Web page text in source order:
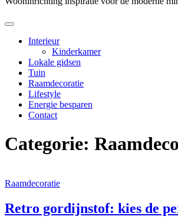
Interieur
Kinderkamer
Lokale gidsen
Tuin
Raamdecoratie
Lifestyle
Energie besparen
Contact
Categorie:
Raamdecoratie
Retro gordijnstof: kies de